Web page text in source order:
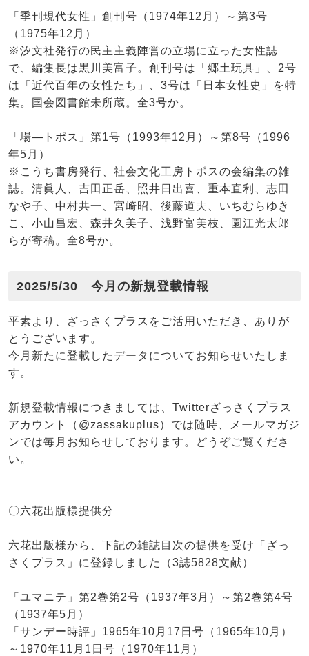
「季刊現代女性」創刊号（1974年12月）～第3号
（1975年12月）
※汐文社発行の民主主義陣営の立場に立った女性誌
で、編集長は黒川美富子。創刊号は「郷土玩具」、2号
は「近代百年の女性たち」、3号は「日本女性史」を特
集。国会図書館未所蔵。全3号か。
「場―トポス」第1号（1993年12月）～第8号（1996
年5月）
※こうち書房発行、社会文化工房トポスの会編集の雑
誌。清眞人、吉田正岳、照井日出喜、重本直利、志田
なや子、中村共一、宮崎昭、後藤道夫、いちむらゆき
こ、小山昌宏、森井久美子、浅野富美枝、園江光太郎
らが寄稿。全8号か。
2025/5/30 今月の新規登載情報
平素より、ざっさくプラスをご活用いただき、ありが
とうございます。
今月新たに登載したデータについてお知らせいたしま
す。
新規登載情報につきましては、Twitterざっさくプラス
アカウント（@zassakuplus）では随時、メールマガジ
ンでは毎月お知らせしております。どうぞご覧くださ
い。
〇六花出版様提供分
六花出版様から、下記の雑誌目次の提供を受け「ざっ
さくプラス」に登録しました（3誌5828文献）
「ユマニテ」第2巻第2号（1937年3月）～第2巻第4号
（1937年5月）
「サンデー時評」1965年10月17日号（1965年10月）
～1970年11月1日号（1970年11月）